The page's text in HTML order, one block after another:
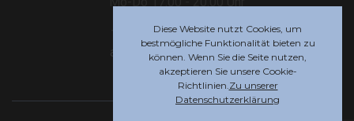
Tel: +32 (0) 87 59 12 80
akademie@rsi-eupen.be
Diese Website nutzt Cookies, um
bestmögliche Funktionalität bieten zu
können. Wenn Sie die Seite nutzen,
akzeptieren Sie unsere Cookie-
Richtlinien.Zu unserer
Datenschutzerklärung